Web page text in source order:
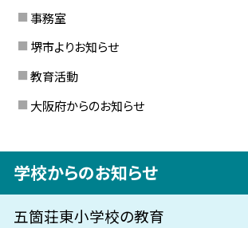
事務室
堺市よりお知らせ
教育活動
大阪府からのお知らせ
学校からのお知らせ
五箇荘東小学校の教育